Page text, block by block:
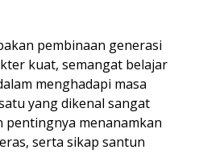
pembinaan generasi
kuat, semangat belajar
menghadapi masa
yang dikenal sangat
pentingnya menanamkan
serta sikap santun